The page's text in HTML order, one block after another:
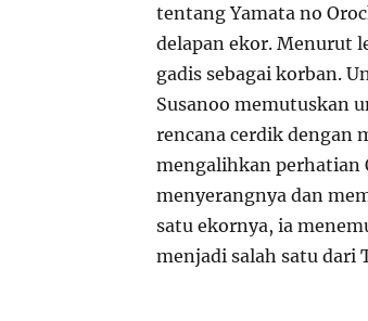
tentang Yamata no
delapan ekor. Menurut
gadis sebagai korban.
Susanoo memutuskan
rencana cerdik dengan
mengalihkan perhatian
menyerangnya dan
satu ekornya, ia
menjadi salah satu dari